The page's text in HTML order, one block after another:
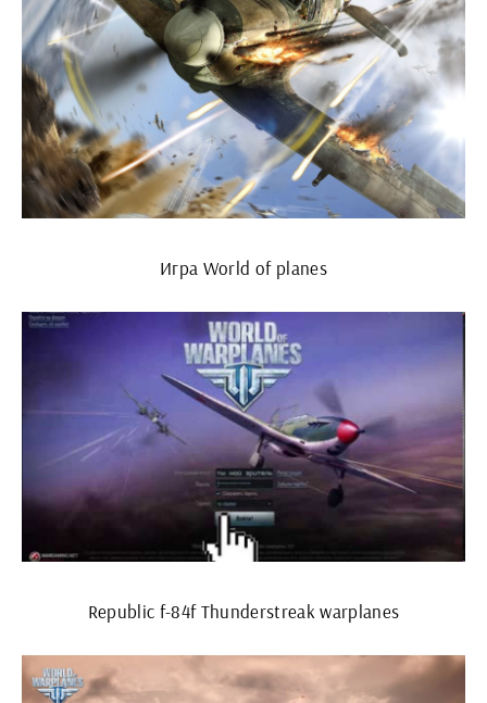
Игра World of planes
Republic f-84f Thunderstreak warplanes